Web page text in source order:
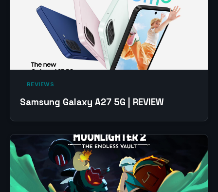
‎ REVIEWS‎
Samsung Galaxy A27 5G | REVIEW